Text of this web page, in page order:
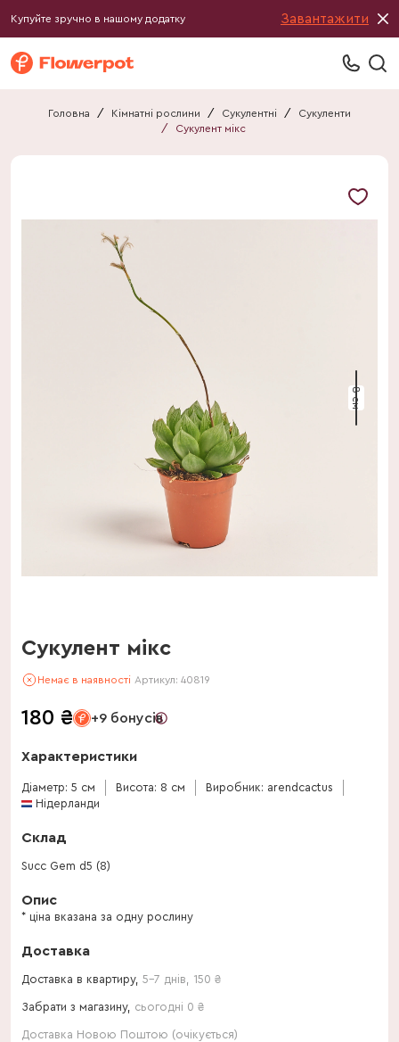
Купуйте зручно в нашому додатку Завантажити
Головна / Кімнатні рослини / Сукулентні /
Сукуленти
/
Сукулент мікс
8 см
Сукулент мікс
Немає в наявності Артикул: 40819
180 ₴ +9 бонусів
Характеристики
Діаметр: 5 см Висота: 8 см
Виробник: arendcactus
Нідерланди
Склад
Succ Gem d5 (8)
Опис
* ціна вказана за одну рослину
Доставка
Доставка в квартиру, 5-7 днів 150 ₴
Забрати з магазину, сьогодні 0 ₴
Доставка Новою Поштою (очікується)